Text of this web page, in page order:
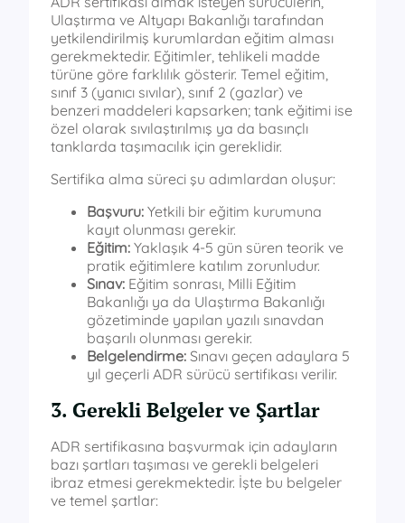
Ulaştırma ve Altyapı Bakanlığı tarafından
yetkilendirilmiş kurumlardan eğitim alması
gerekmektedir. Eğitimler, tehlikeli madde
türüne göre farklılık gösterir. Temel eğitim,
sınıf 3 (yanıcı sıvılar), sınıf 2 (gazlar) ve
benzeri maddeleri kapsarken; tank eğitimi ise
özel olarak sıvılaştırılmış ya da basınçlı
tanklarda taşımacılık için gereklidir.
Sertifika alma süreci şu adımlardan oluşur:
Başvuru: Yetkili bir eğitim kurumuna
kayıt olunması gerekir.
Eğitim: Yaklaşık 4-5 gün süren teorik ve
pratik eğitimlere katılım zorunludur.
Sınav: Eğitim sonrası, Milli Eğitim
Bakanlığı ya da Ulaştırma Bakanlığı
gözetiminde yapılan yazılı sınavdan
başarılı olunması gerekir.
Belgelendirme: Sınavı geçen adaylara 5
yıl geçerli ADR sürücü sertifikası verilir.
3. Gerekli Belgeler ve Şartlar
ADR sertifikasına başvurmak için adayların
bazı şartları taşıması ve gerekli belgeleri
ibraz etmesi gerekmektedir. İşte bu belgeler
ve temel şartlar: